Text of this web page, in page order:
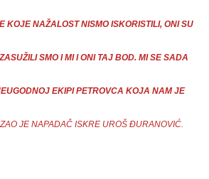
KOJE NAŽALOST NISMO ISKORISTILI, ONI SU
SMO I MI I ONI TAJ BOD. MI SE SADA
EKIPI PETROVCA KOJA NAM JE
JE NAPADAČ ISKRE UROŠ ĐURANOVIĆ.